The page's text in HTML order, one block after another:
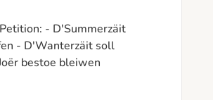
- D'Summerzäit
- D'Wanterzäit soll